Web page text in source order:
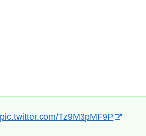
pic.twitter.com/Tz9M3pMF9P